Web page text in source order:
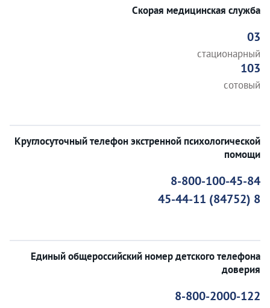
Скорая медицинская служба
03
стационарный
103
сотовый
Круглосуточный телефон экстренной психологической
помощи
8-800-100-45-84
8 (84752) 45-44-11
Единый общероссийский номер детского телефона
доверия
8-800-2000-122